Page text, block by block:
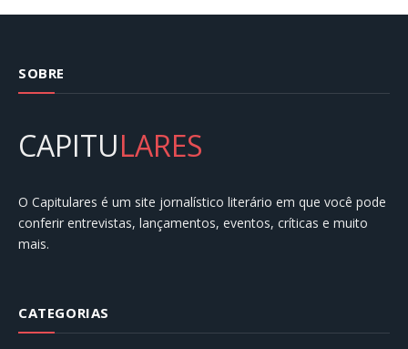
SOBRE
CAPITULARES
O Capitulares é um site jornalístico literário em que você pode
conferir entrevistas, lançamentos, eventos, críticas e muito
mais.
CATEGORIAS